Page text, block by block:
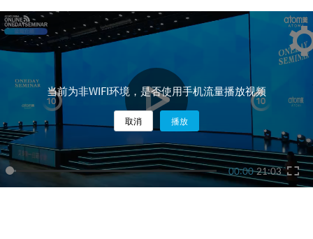
00:0021:03
当前为非WIFI环境，是否使用手机流量播放视频
取消 播放